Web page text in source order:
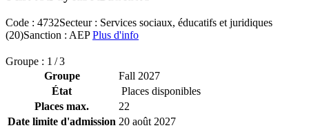
Code : 4732Secteur : Services sociaux, éducatifs et juridiques
(20)Sanction : AEPPlus d'info
Groupe : 1 / 3
Groupe
Fall 2027
État
Places disponibles
Places max.
22
Date limite d'admission 20 août 2027